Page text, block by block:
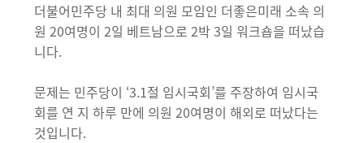
더불어민주당 내 최대 의원 모임인 더좋은미래 소속 의
원 20여명이 2일 베트남으로 2박 3일 워크숍을 떠났습
니다.
문제는 민주당이 ‘3.1절 임시국회’를 주장하여 임시국
회를 연 지 하루 만에 의원 20여명이 해외로 떠났다는
것입니다.